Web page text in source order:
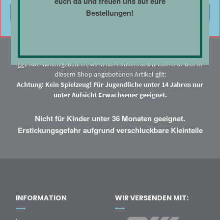
Einstellungen anzeigen
§19 Abs. 1 UStG erfolgt keine Umsatzsteuerausweisung zzgl.Versandund
ggf. Nachnahmegebühren, wenn nicht anders beschrieben.Für alle in
diesem Shop angebotenen Artikel gilt:
Achtung: Kein Spielzeug! Für Jugendliche unter 14 Jahren nur
unter Aufsicht Erwachsener geeignet.
Nicht für Kinder unter 36 Monaten geeignet.
Erstickungsgefahr aufgrund verschluckbare Kleinteile
INFORMATION WIR VERSENDEN MIT:
Bestellungen!